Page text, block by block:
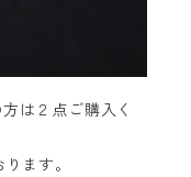
は２点ご購入く
ます。